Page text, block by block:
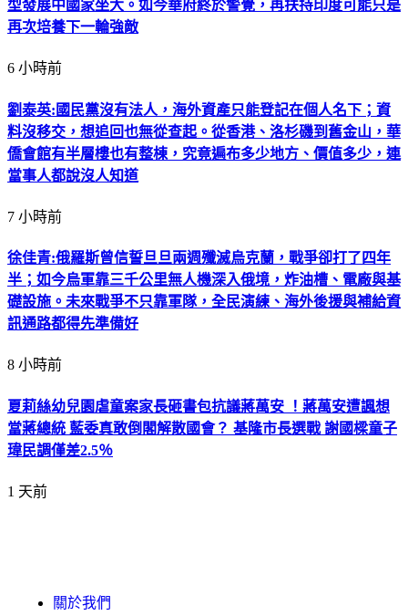
型發展中國家坐大。如今華府終於警覺，再扶持印度可能只是
再次培養下一輪強敵
6 小時前
劉泰英:國民黨沒有法人，海外資產只能登記在個人名下；資
料沒移交，想追回也無從查起。從香港、洛杉磯到舊金山，華
僑會館有半層樓也有整棟，究竟遍布多少地方、價值多少，連
當事人都說沒人知道
7 小時前
徐佳青:俄羅斯曾信誓旦旦兩週殲滅烏克蘭，戰爭卻打了四年
半；如今烏軍靠三千公里無人機深入俄境，炸油槽、電廠與基
礎設施。未來戰爭不只靠軍隊，全民演練、海外後援與補給資
訊通路都得先準備好
8 小時前
夏莉絲幼兒園虐童案家長砸書包抗議蔣萬安 ！蔣萬安遭諷想
當蔣總統 藍委真敢倒閣解散國會？ 基隆市長選戰 謝國樑童子
瑋民調僅差2.5％
1 天前
關於我們